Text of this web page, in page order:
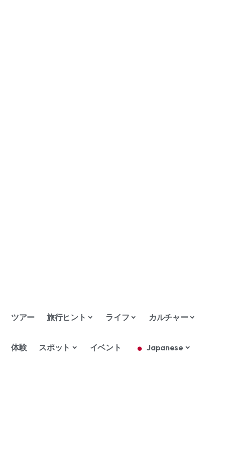
ツアー 旅行ヒント ライフ カルチャー
体験 スポット イベント Japanese